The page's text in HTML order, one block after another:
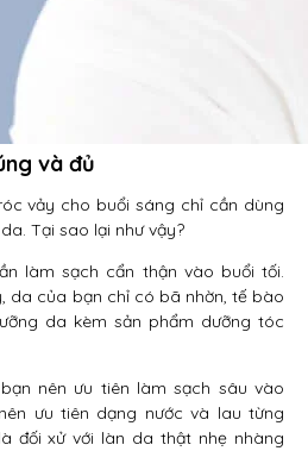
và đủ
vảy cho buổi sáng chỉ cần dùng
Tại sao lại như vậy?
làm sạch cẩn thận vào buổi tối.
da của bạn chỉ có bã nhờn, tế bào
da kèm sản phẩm dưỡng tóc
nên ưu tiên làm sạch sâu vào
ưu tiên dạng nước và lau từng
đối xử với làn da thật nhẹ nhàng